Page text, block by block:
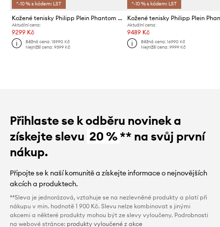
*-10 % s kódem: LST
Kožené tenisky Philipp Plein Phantom Kicks
Aktuální cena:
9299 Kč
Běžná cena:15990 Kč
Nejnižší cena:9399 Kč
*-10 % s kódem: LST
Aktuální cena:
9489 Kč
Běžná cena: 16990 Kč
Nejnižší cena: 9999 Kč
Přihlaste se k odběru novinek a
získejte slevu 20 %** na svůj první
nákup.
Připojte se k naší komunitě a získejte informace o nejnovějších
akcích a produktech.
**Sleva je jednorázová, vztahuje se na nezlevněné produkty a platí při
nákupu v min. hodnotě 1 900 Kč. Slevu nelze kombinovat s jinými
akcemi a některé produkty mohou být ze slevy vyloučeny. Podrobnosti
na webové stránce: produkty vyloučené z akce